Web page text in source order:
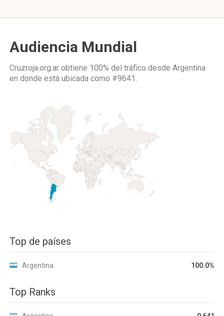
Audiencia Mundial
Cruzroja.org.ar obtiene 100% del tráfico desde Argentina
en donde está ubicada como #9641.
Top de países
Argentina 100.0%
Top Ranks